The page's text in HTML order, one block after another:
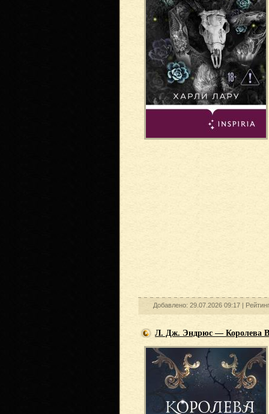
Добавлено: 29.07.2026 09:17 |
Л. Дж. Эндрюс — Королева